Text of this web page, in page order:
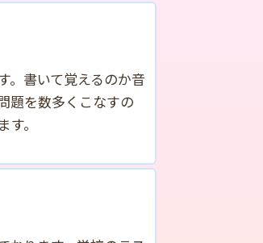
。書いて覚えるのか音
題を数多くこなすの
。